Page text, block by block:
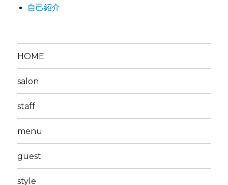
自己紹介
HOME
salon
staff
menu
guest
style